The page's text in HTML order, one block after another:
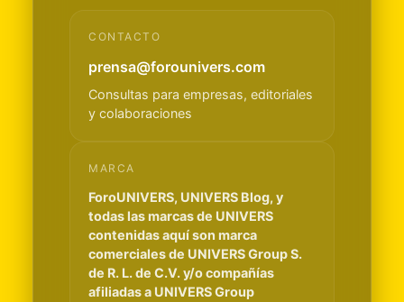
CONTACTO
prensa@forounivers.com
Consultas para empresas, editoriales
y colaboraciones
MARCA
ForoUNIVERS, UNIVERS Blog, y
todas las marcas de UNIVERS
contenidas aquí son marca
comerciales de UNIVERS Group S.
de R. L. de C.V. y/o compañías
afiliadas a UNIVERS Group